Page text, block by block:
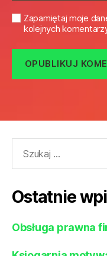
Zapamiętaj moje
kolejnych
Ostatnie
Obsługa prawna